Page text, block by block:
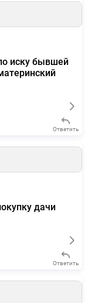
иску бывшей
Ответить
дачи
Ответить